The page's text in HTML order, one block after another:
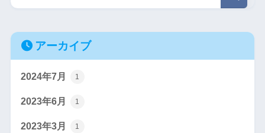
アーカイブ
2024年7月 1
2023年6月 1
2023年3月 1